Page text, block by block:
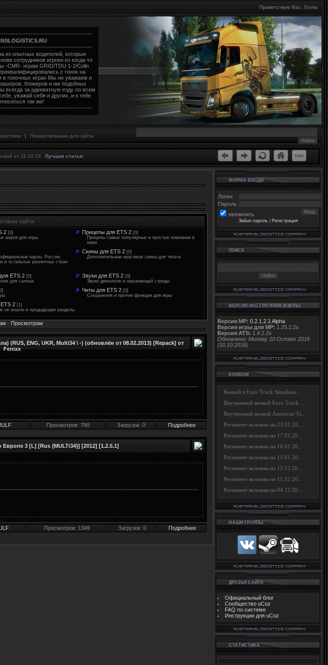
Приветствую Вас Гость
из опытных водителей, которые
сотрудников игроки из когда-то
-CMR- играм GRID/TDU 1-2/Colin
с гонок на
в гоночных играх Мы не уважаем и
блокеров и им подобных
всегда за адекватную езду по всем
уважай себя и других, и к тебе
так же!
| Пожертвование для сайта
от 11.10.15 Лучшая статья:
сайта
2 [0]
марок для игры.
Прицепы для ETS 2 [0]
Прицепы самых популярных и простых компании в
мире
карты, России,
и остальных различных стран
Скины для ETS 2 [0]
Дополнительные красивые скины для тягача
ETS 2 [0]
для салона
Звуки для ETS 2 [0]
Звуки двигателя и окружающей стреды
Читы для ETS 2 [0]
Сохранения и прочие функции для игры
2 [1]
не вошли в предыдущие разделы
· Просмотрам
(RUS, ENG, UKR, Multi34 \ -) (обновлён от 08.02.2013) [Repack] от
Fenixx
Просмотров: 790 Загрузок: 0 Подробнее
3 [L] [Rus {MULTi34}] [2012] [1.2.5.1]
Просмотров: 1349 Загрузок: 0 Подробнее
ФОРМА ВХОДА
Логин:
Пароль:
запомнить
Забыл пароль| Регистрация
ПОИСК
ВЕРСИЯ MULTIPLAYER И ИГРЫ
Версия MP: 0.2.1.2.1 Alpha
Версия игры для MP: 1.25.2.2s
Версия ATS: 1.4.2.2s
Обновлено: Monday 10 October 2016
(10.10.2016)
КОНВОИ
Конвой в Euro Truck Simulator...
Внутренний конвой Euro Truck ...
Внутренний конвой American Tr...
Регламент колонны на 23.01.20...
Регламент колонны на 17.01.20...
Регламент колонны на 16.01.20...
Регламент колонны на 15.01.20...
Регламент колонны на 15.12.20...
Регламент колонны на 11.12.20...
Регламент колонны на 04.12.20...
НАШИ ГРУППЫ
ДРУЗЬЯ САЙТА
Официальный блог
Сообщество uCoz
FAQ по системе
Инструкции для uCoz
СТАТИСТИКА